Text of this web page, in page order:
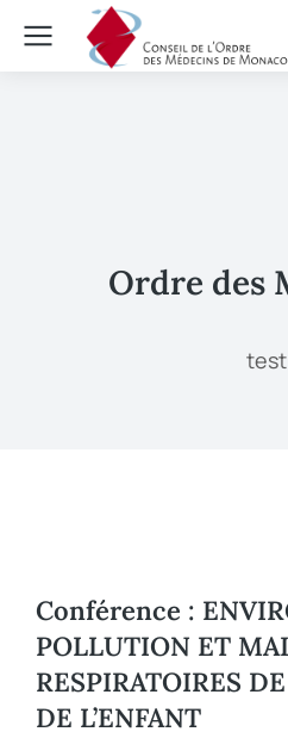
Ordre des
test
Conférence :
POLLUTION ET
RESPIRATOIRES
DE L’ENFANT